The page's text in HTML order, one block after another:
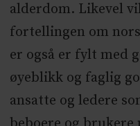
alderdom. Likevel
fortellingen om
er også er fylt med
øyeblikk og faglig
ansatte og ledere